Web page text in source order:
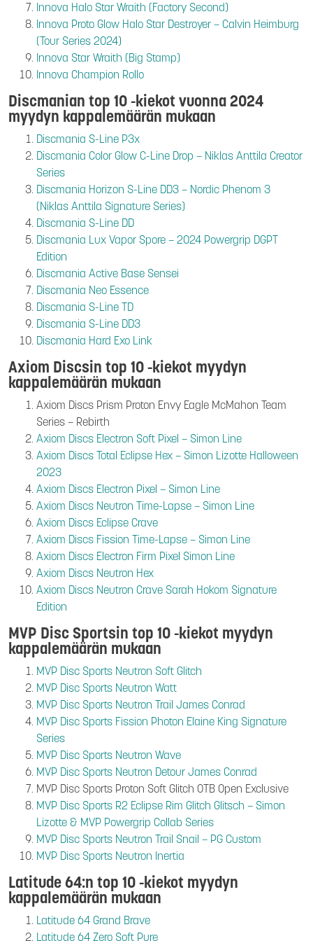
Innova Halo Star Wraith (Factory Second)
Innova Proto Glow Halo Star Destroyer – Calvin Heimburg
(Tour Series 2024)
Innova Star Wraith (Big Stamp)
Innova Champion Rollo
Discmanian top 10 -kiekot vuonna 2024
myydyn kappalemäärän mukaan
Discmania S-Line P3x
Discmania Color Glow C-Line Drop – Niklas Anttila Creator
Series
Discmania Horizon S-Line DD3 – Nordic Phenom 3
(Niklas Anttila Signature Series)
Discmania S-Line DD
Discmania Lux Vapor Spore – 2024 Powergrip DGPT
Edition
Discmania Active Base Sensei
Discmania Neo Essence
Discmania S-Line TD
Discmania S-Line DD3
Discmania Hard Exo Link
Axiom Discsin top 10 -kiekot myydyn
kappalemäärän mukaan
Axiom Discs Prism Proton Envy Eagle McMahon Team
Series – Rebirth
Axiom Discs Electron Soft Pixel – Simon Line
Axiom Discs Total Eclipse Hex – Simon Lizotte Halloween
2023
Axiom Discs Electron Pixel – Simon Line
Axiom Discs Neutron Time-Lapse – Simon Line
Axiom Discs Eclipse Crave
Axiom Discs Fission Time-Lapse – Simon Line
Axiom Discs Electron Firm Pixel Simon Line
Axiom Discs Neutron Hex
Axiom Discs Neutron Crave Sarah Hokom Signature
Edition
MVP Disc Sportsin top 10 -kiekot myydyn
kappalemäärän mukaan
MVP Disc Sports Neutron Soft Glitch
MVP Disc Sports Neutron Watt
MVP Disc Sports Neutron Trail James Conrad
MVP Disc Sports Fission Photon Elaine King Signature
Series
MVP Disc Sports Neutron Wave
MVP Disc Sports Neutron Detour James Conrad
MVP Disc Sports Proton Soft Glitch OTB Open Exclusive
MVP Disc Sports R2 Eclipse Rim Glitch Glitsch – Simon
Lizotte & MVP Powergrip Collab Series
MVP Disc Sports Neutron Trail Snail – PG Custom
MVP Disc Sports Neutron Inertia
Latitude 64:n top 10 -kiekot myydyn
kappalemäärän mukaan
Latitude 64 Grand Brave
Latitude 64 Zero Soft Pure